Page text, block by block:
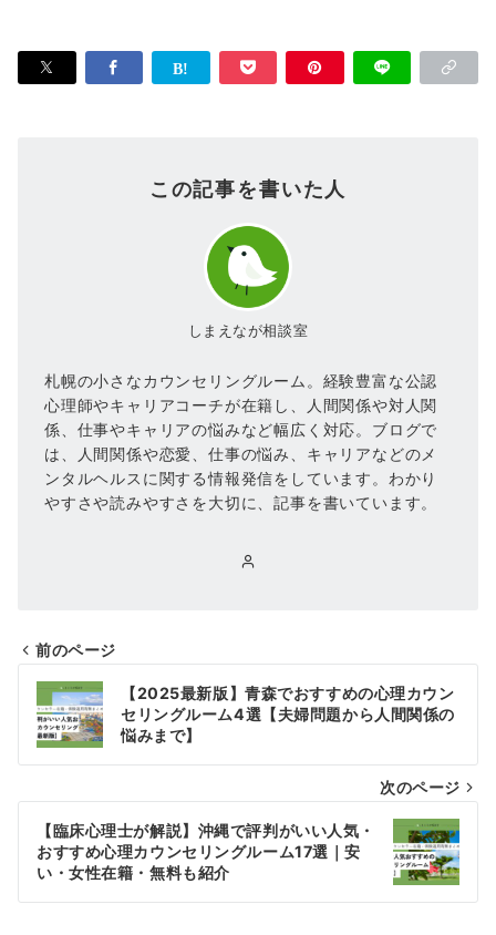
この記事を書いた人
しまえなが相談室
札幌の小さなカウンセリングルーム。経験豊富な公認
心理師やキャリアコーチが在籍し、人間関係や対人関
係、仕事やキャリアの悩みなど幅広く対応。ブログで
は、人間関係や恋愛、仕事の悩み、キャリアなどのメ
ンタルヘルスに関する情報発信をしています。わかり
やすさや読みやすさを大切に、記事を書いています。
投
稿
ナ
ビ
ー
シ
前のページ
【2025最新版】青森でおすすめの心理カウン
セリングルーム4選【夫婦問題から人間関係の
悩みまで】
次のページ
【臨床心理士が解説】沖縄で評判がいい人気・
おすすめ心理カウンセリングルーム17選｜安
い・女性在籍・無料も紹介